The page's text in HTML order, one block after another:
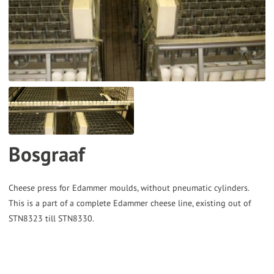
the
selected
search
result.
Touch
and
swipe
Bosgraaf
Cheese press for Edammer moulds, without pneumatic cylinders.
This is a part of a complete Edammer cheese line, existing out of
STN8323 till STN8330.